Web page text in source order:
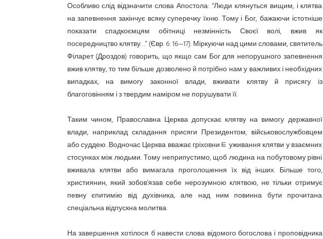
Особливо слід відзначити слова Апостола: “Люди клянуться вищим, і клятва
на запевнення закінчує всяку суперечку їхню. Тому і Бог, бажаючи істотніше
показати спадкоємцям обітниці незмінність Своєї волі, вжив як
посередництво клятву…” (Євр. 6: 16—17). Міркуючи над цими словами, святитель
Філарет (Дроздов) говорить, що якщо сам Бог для непорушного запевнення
вжив клятву, то тим більше дозволено й потрібно нам у важливих і необхідних
випадках, на вимогу законної влади, вживати клятву й присягу із
благоговінням і з твердим наміром не порушувати її.
Таким чином, Православна Церква допускає клятву на вимогу державної
влади, наприклад складання присяги Президентом, військовослужбовцем
або суддею. Водночас Церква вважає гріховниﾼ уживання клятви у взаємних
стосунках між людьми. Тому неприпустимо, щоб людина на побутовому рівні
вживала клятви або вимагала проголошення їх від інших. Більше того,
християнин, який зобов’язав себе нерозумною клятвою, не тільки отримує
певну єпитимію від духівника, але над ним повинна бути прочитана
спеціальна відпускна молитва.
На завершення хотілося б навести слова відомого богослова і проповідника